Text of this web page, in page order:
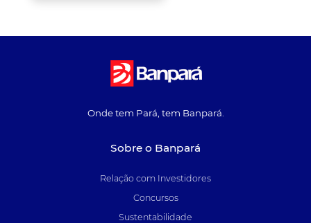
Onde tem Pará, tem Banpará.
Sobre o Banpará
Relação com Investidores
Concursos
Sustentabilidade